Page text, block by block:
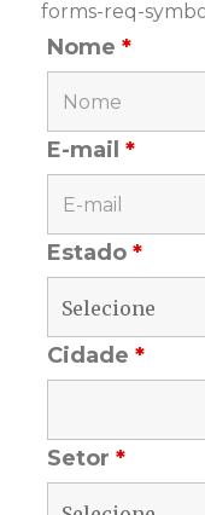
forms-req-
Nome*
E-mail*
Estado*
Cidade*
Setor*